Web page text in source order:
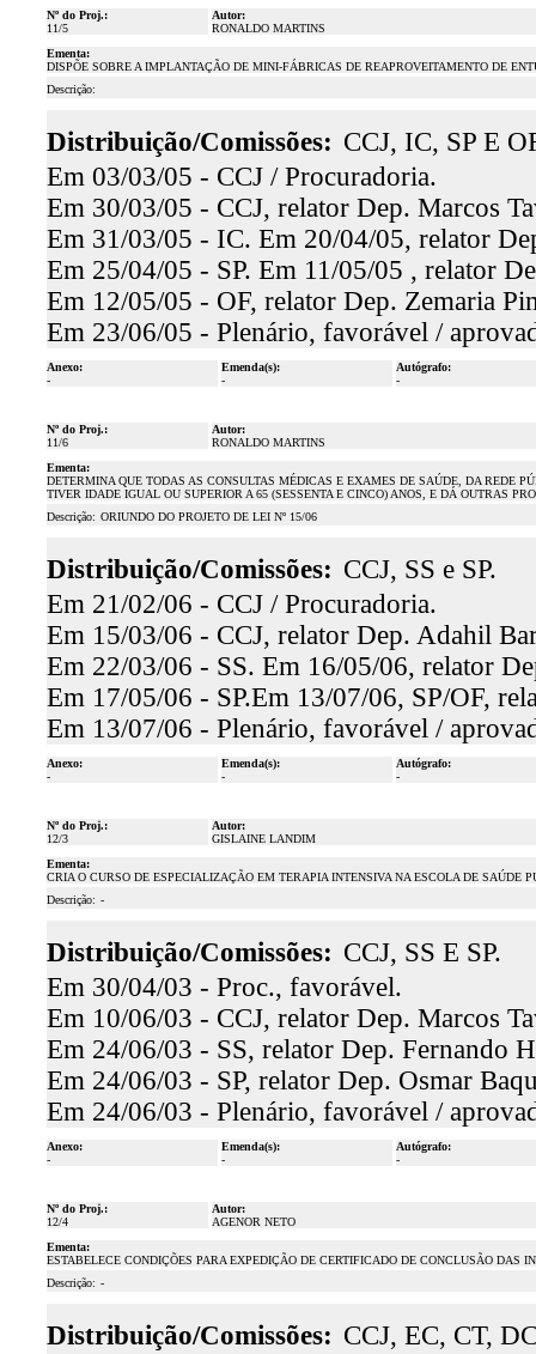
Nº do Proj.:
11/5
Autor:
RONALDO MARTINS
Ementa:
DISPÕE SOBRE A IMPLANTAÇÃO DE MINI-FÁBRICAS DE REAPROVEITAMENTO DE
Descrição:
Distribuição/Comissões: CCJ, IC, SP E
Em 03/03/05 - CCJ / Procuradoria.
Em 30/03/05 - CCJ, relator Dep. Marcos
Em 31/03/05 - IC. Em 20/04/05, relator
Em 25/04/05 - SP. Em 11/05/05 , relator
Em 12/05/05 - OF, relator Dep. Zemaria
Em 23/06/05 - Plenário, favorável /
Anexo:
-
Emenda(s):
-
Autógrafo:
-
Nº do Proj.:
11/6
Autor:
RONALDO MARTINS
Ementa:
DETERMINA QUE TODAS AS CONSULTAS MÉDICAS E EXAMES DE SAÚDE, DA REDE
TIVER IDADE IGUAL OU SUPERIOR A 65 (SESSENTA E CINCO) ANOS, E DÁ OUTRAS
Descrição: ORIUNDO DO PROJETO DE LEI Nº 15/06
Distribuição/Comissões: CCJ, SS e SP.
Em 21/02/06 - CCJ / Procuradoria.
Em 15/03/06 - CCJ, relator Dep. Adahil
Em 22/03/06 - SS. Em 16/05/06, relator
Em 17/05/06 - SP.Em 13/07/06, SP/OF,
Em 13/07/06 - Plenário, favorável /
Anexo:
-
Emenda(s):
-
Autógrafo:
-
Nº do Proj.:
12/3
Autor:
GISLAINE LANDIM
Ementa:
CRIA O CURSO DE ESPECIALIZAÇÃO EM TERAPIA INTENSIVA NA ESCOLA DE SAÚDE
Descrição: -
Distribuição/Comissões: CCJ, SS E SP.
Em 30/04/03 - Proc., favorável.
Em 10/06/03 - CCJ, relator Dep. Marcos
Em 24/06/03 - SS, relator Dep. Fernando
Em 24/06/03 - SP, relator Dep. Osmar
Em 24/06/03 - Plenário, favorável /
Anexo:
-
Emenda(s):
-
Autógrafo:
-
Nº do Proj.:
12/4
Autor:
AGENOR NETO
Ementa:
ESTABELECE CONDIÇÕES PARA EXPEDIÇÃO DE CERTIFICADO DE CONCLUSÃO DAS
Descrição: -
Distribuição/Comissões: CCJ, EC, CT,